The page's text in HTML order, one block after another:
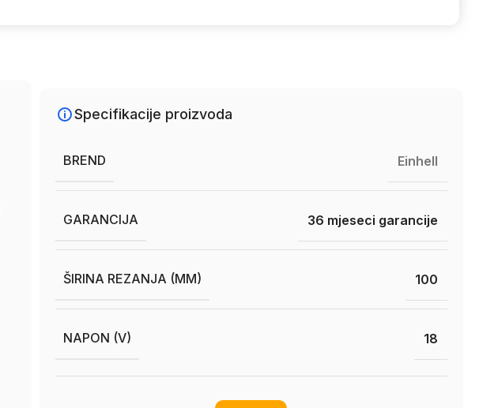
Specifikacije proizvoda
BREND Einhell
GARANCIJA 36 mjeseci garancije
ŠIRINA REZANJA (MM) 100
NAPON (V) 18